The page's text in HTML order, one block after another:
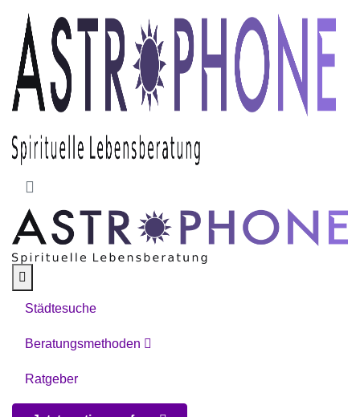
Skip to main content
Städtesuche
Beratungsmethoden
Ratgeber